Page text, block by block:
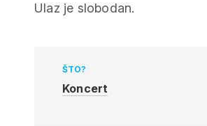
Ulaz je slobodan.
ŠTO?
Koncert